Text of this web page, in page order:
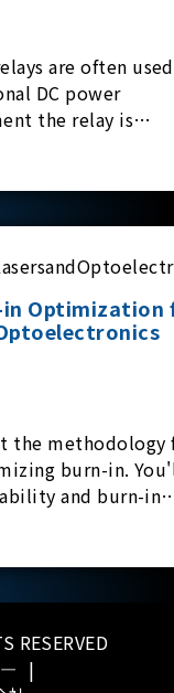
are often
DC power
the relay is
an
in Optimization
the methodology
burn-in.
and burn-in
RESERVED
|